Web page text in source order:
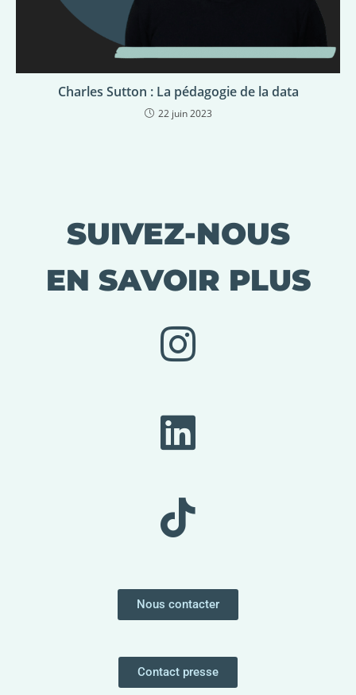
Charles Sutton : La pédagogie de la data
22 juin 2023
SUIVEZ-NOUS
EN SAVOIR PLUS
Nous contacter
Contact presse